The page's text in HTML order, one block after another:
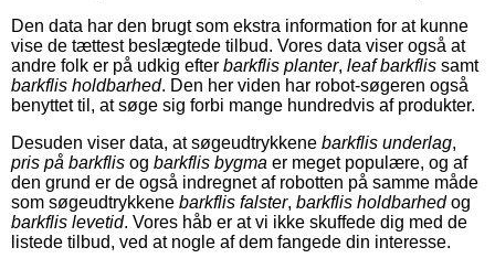
Den data har den brugt som ekstra information for at kunne
vise de tættest beslægtede tilbud. Vores data viser også at
andre folk er på udkig efter barkflis planter, leaf barkflis samt
barkflis holdbarhed. Den her viden har robot-søgeren også
benyttet til, at søge sig forbi mange hundredvis af produkter.
Desuden viser data, at søgeudtrykkene barkflis underlag,
pris på barkflis og barkflis bygma er meget populære, og af
den grund er de også indregnet af robotten på samme måde
som søgeudtrykkene barkflis falster, barkflis holdbarhedog
barkflis levetid. Vores håb er at vi ikke skuffede dig med de
listede tilbud, ved at nogle af dem fangede din interesse.